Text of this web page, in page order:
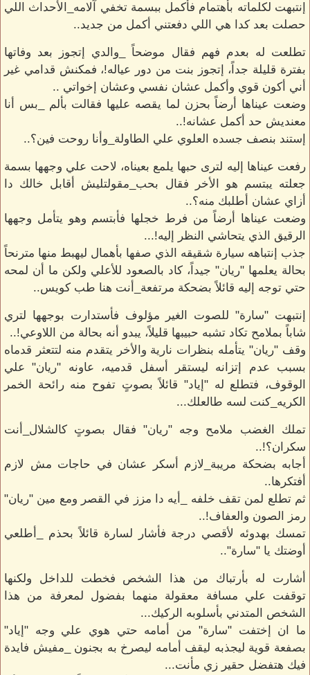
إنتبهت لكلماته بأهتمام فأكمل ببسمة تخفي آلامه_الأحداث اللي
حصلت بعد كدا هي اللي دفعتني أكمل من جديد..
تطلعت له بعدم فهم فقال موضحاً _والدي إتجوز بعد وفاتها
بفترة قليلة جداً، إتجوز بنت من دور عياله!، فمكنش قدامي غير
أني أكون قوي وأكمل عشان نفسي وعشان إخواتي ..
وضعت عيناها أرضاً بحزن لما يقصه عليها فقالت بألم _بس أنا
معنديش حد أكمل عشانه!..
إستند بنصف جسده العلوي علي الطاولة_وأنا روحت فين؟..
رفعت عيناها إليه لترى حبها يلمع بعيناه، لاحت علي وجهها بسمة
جعلته يبتسم هو الأخر فقال بحب_مقولتليش أقابل خالك دا
أزاي عشان أطلبك منه؟..
وضعت عيناها أرضاً من فرط خجلها فأبتسم وهو يتأمل وجهها
الرقيق الذي يتحاشي النظر إليه!...
جذب إنتباهه سيارة شقيقه الذي صفها بأهمال ليهبط منها مترنحاً
بحالة يعلمها "ريان" جيداً، كاد بالصعود للأعلي ولكن ما أن لمحه
حتي توجه إليه قائلاً بضحكة مرتفعة_أنت هنا طب كويس..
إنتبهت "سارة" للصوت الغير مؤلوف فأستدارت بوجهها لتري
شاباً بملامح تكاد تشبه حبيبها قليلاً، يبدو أنه بحالة من اللاوعي!..
وقف "ريان" يتأمله بنظرات نارية والأخر يتقدم منه لتتعثر قدماه
بسبب عدم إتزانه ليستقر أسفل قدميه، عاونه "ريان" علي
الوقوف، فتطلع له "إياد" قائلاً بصوتٍ تفوح منه رائحة الخمر
الكريه_كنت لسه طالعلك...
تملك الغضب ملامح وجه "ريان" فقال بصوتٍ كالشلال_أنت
سكران؟!..
أجابه بضحكة مريبة_لازم أسكر عشان في حاجات مش لازم
أفتكرها..
ثم تطلع لمن تقف خلفه _أيه دا مزز في القصر ومع مين "ريان"
رمز الصون والعفاف!..
تمسك بهدوئه لأقصي درجة فأشار لسارة قائلاً بحذم _أطلعي
أوضتك يا "سارة"..
أشارت له بأرتباك من هذا الشخص فخطت للداخل ولكنها
توقفت علي مسافة معقولة منهما بفضول لمعرفة من هذا
الشخص المتدني بأسلوبه الركيك...
ما ان إختفت "سارة" من أمامه حتي هوي علي وجه "إياد"
بصفعة قوية ليجذبه ليقف أمامه ليصرخ به بجنون _مفيش فايدة
فيك هتفضل حقير زي مأنت...